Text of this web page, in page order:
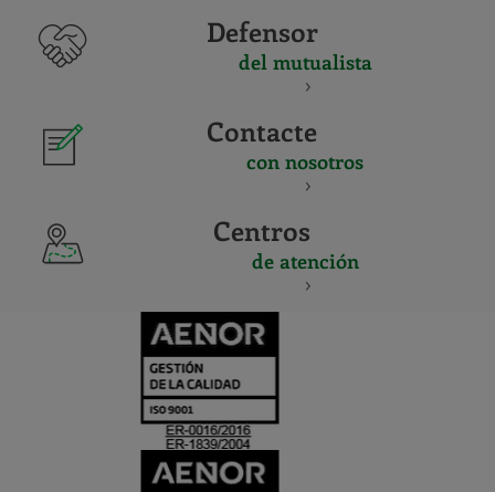
Defensor
del mutualista
Contacte
con nosotros
Centros
de atención